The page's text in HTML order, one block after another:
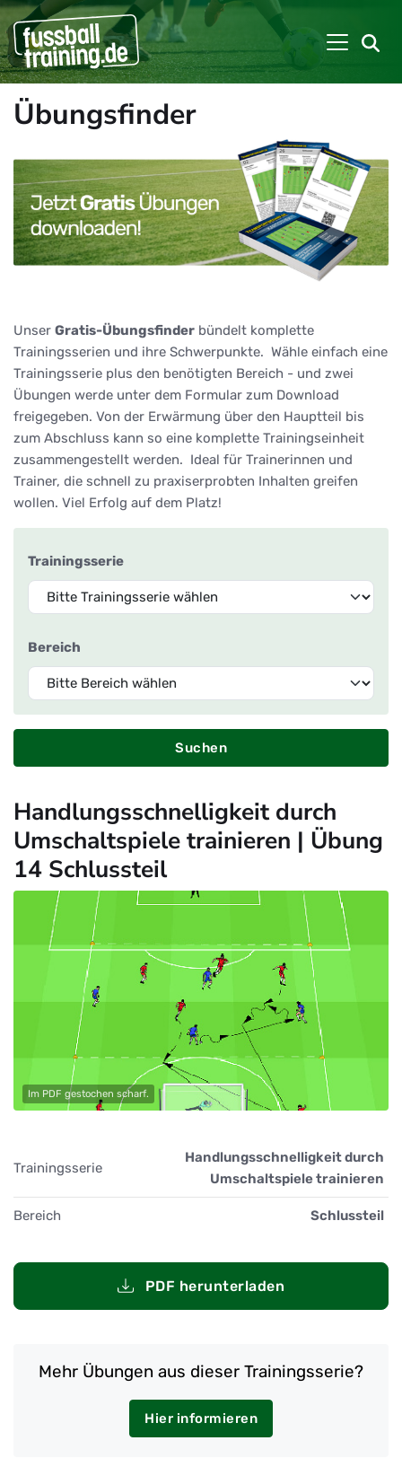
Übungsfinder
Unser Gratis-Übungsfinder bündelt komplette
Trainingsserien und ihre Schwerpunkte. Wähle einfach eine
Trainingsserie plus den benötigten Bereich - und zwei
Übungen werde unter dem Formular zum Download
freigegeben. Von der Erwärmung über den Hauptteil bis
zum Abschluss kann so eine komplette Trainingseinheit
zusammengestellt werden. Ideal für Trainerinnen und
Trainer, die schnell zu praxiserprobten Inhalten greifen
wollen. Viel Erfolg auf dem Platz!
Trainingsserie
Bereich
Suchen
Handlungsschnelligkeit durch
Umschaltspiele trainieren | Übung
14 Schlussteil
Im PDF gestochen scharf.
Trainingsserie
Handlungsschnelligkeit durch
Umschaltspiele trainieren
Bereich Schlussteil
PDF herunterladen
Mehr Übungen aus dieser Trainingsserie?
Hier informieren